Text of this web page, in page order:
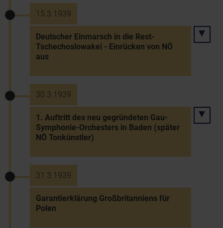
15.3.1939
Deutscher Einmarsch in die Rest-
Tschechoslowakei - Einrücken von NÖ
aus
30.3.1939
1. Auftritt des neu gegründeten Gau-
Symphonie-Orchesters in Baden (später
NÖ Tonkünstler)
31.3.1939
Garantierklärung Großbritanniens für
Polen